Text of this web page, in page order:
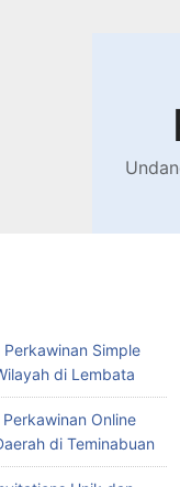
Simple
di Lembata
Online
di Teminabuan